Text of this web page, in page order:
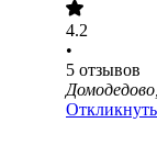
4.2
•
5 отзывов